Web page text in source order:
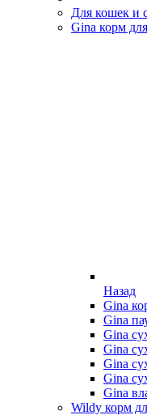
Для кошек и
Gina корм
Назад
Gina
Gina
Gina
Gina
Gina
Gina
Gina
Wildy корм